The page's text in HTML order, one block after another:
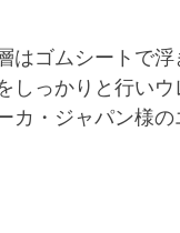
はゴムシートで浮
しっかりと行いウ
カ・ジャパン様の